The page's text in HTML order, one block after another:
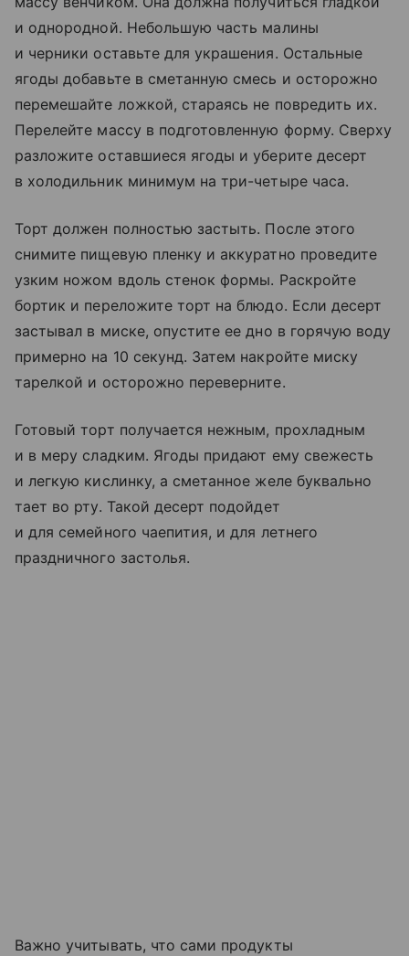
и однородной. Небольшую часть малины
и черники оставьте для украшения. Остальные
ягоды добавьте в сметанную смесь и осторожно
перемешайте ложкой, стараясь не повредить их.
Перелейте массу в подготовленную форму. Сверху
разложите оставшиеся ягоды и уберите десерт
в холодильник минимум на три-четыре часа.
Торт должен полностью застыть. После этого
снимите пищевую пленку и аккуратно проведите
узким ножом вдоль стенок формы. Раскройте
бортик и переложите торт на блюдо. Если десерт
застывал в миске, опустите ее дно в горячую воду
примерно на 10 секунд. Затем накройте миску
тарелкой и осторожно переверните.
Готовый торт получается нежным, прохладным
и в меру сладким. Ягоды придают ему свежесть
и легкую кислинку, а сметанное желе буквально
тает во рту. Такой десерт подойдет
и для семейного чаепития, и для летнего
праздничного застолья.
Важно учитывать, что сами продукты